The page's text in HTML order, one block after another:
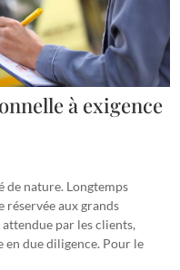
à exigence
de nature. Longtemps
aux grands
par les clients,
en due diligence. Pour le